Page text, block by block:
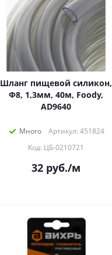
Шланг пищевой силикон,
Ф8, 1,3мм, 40м, Foody,
AD9640
Много
Артикул: 451824
Код: ЦБ-0210721
32руб./м